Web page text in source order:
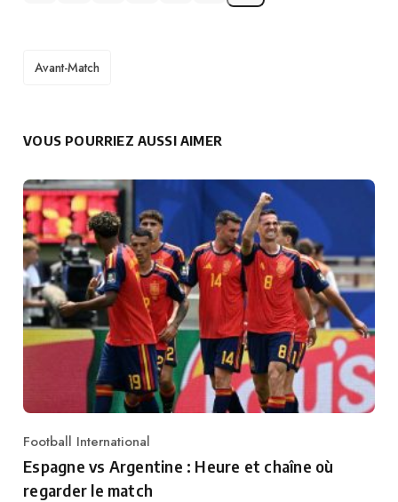
TAGS
Avant-Match
VOUS POURRIEZ AUSSI AIMER
Category
Football International
Espagne vs Argentine : Heure et chaîne où
regarder le match